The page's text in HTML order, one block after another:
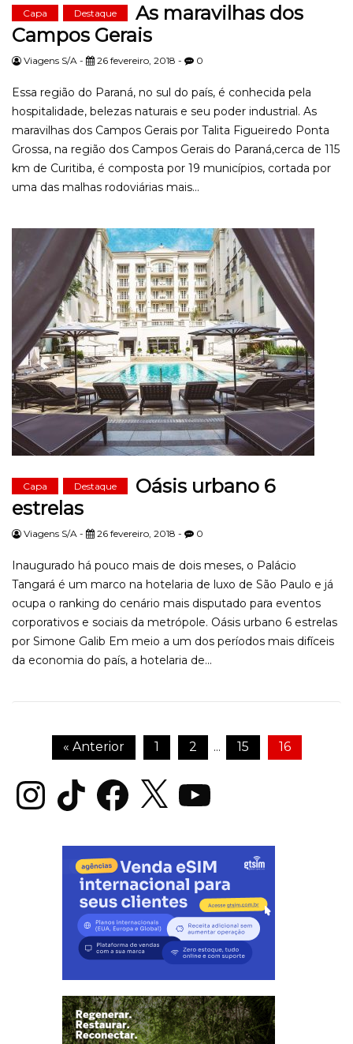
Capa Destaque
As maravilhas dos
Campos Gerais
Viagens S/A - 26 fevereiro, 2018 - 0
Essa região do Paraná, no sul do país, é conhecida pela
hospitalidade, belezas naturais e seu poder industrial. As
maravilhas dos Campos Gerais por Talita Figueiredo Ponta
Grossa, na região dos Campos Gerais do Paraná,cerca de 115
km de Curitiba, é composta por 19 municípios, cortada por
uma das malhas rodoviárias mais...
Capa Destaque
Oásis urbano 6
estrelas
Viagens S/A - 26 fevereiro, 2018 - 0
Inaugurado há pouco mais de dois meses, o Palácio
Tangará é um marco na hotelaria de luxo de São Paulo e já
ocupa o ranking do cenário mais disputado para eventos
corporativos e sociais da metrópole. Oásis urbano 6 estrelas
por Simone Galib Em meio a um dos períodos mais difíceis
da economia do país, a hotelaria de...
« Anterior 1 2 … 15 16
InstagramTikTok Facebook
X YouTube